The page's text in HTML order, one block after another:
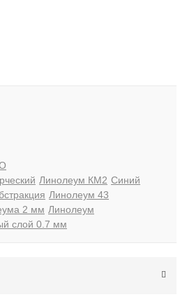
Линолеум КМ2 Синий
Линолеум 43
2 мм Линолеум
слой 0.7 мм